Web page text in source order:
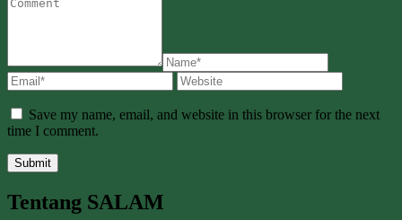
Save my name, email, and website in this browser for the next
time I comment.
Tentang SALAM